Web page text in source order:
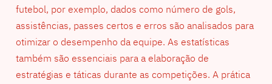
futebol, por exemplo, dados como número de gols,
assistências, passes certos e erros são analisados para
otimizar o desempenho da equipe. As estatísticas
também são essenciais para a elaboração de
estratégias e táticas durante as competições. A prática